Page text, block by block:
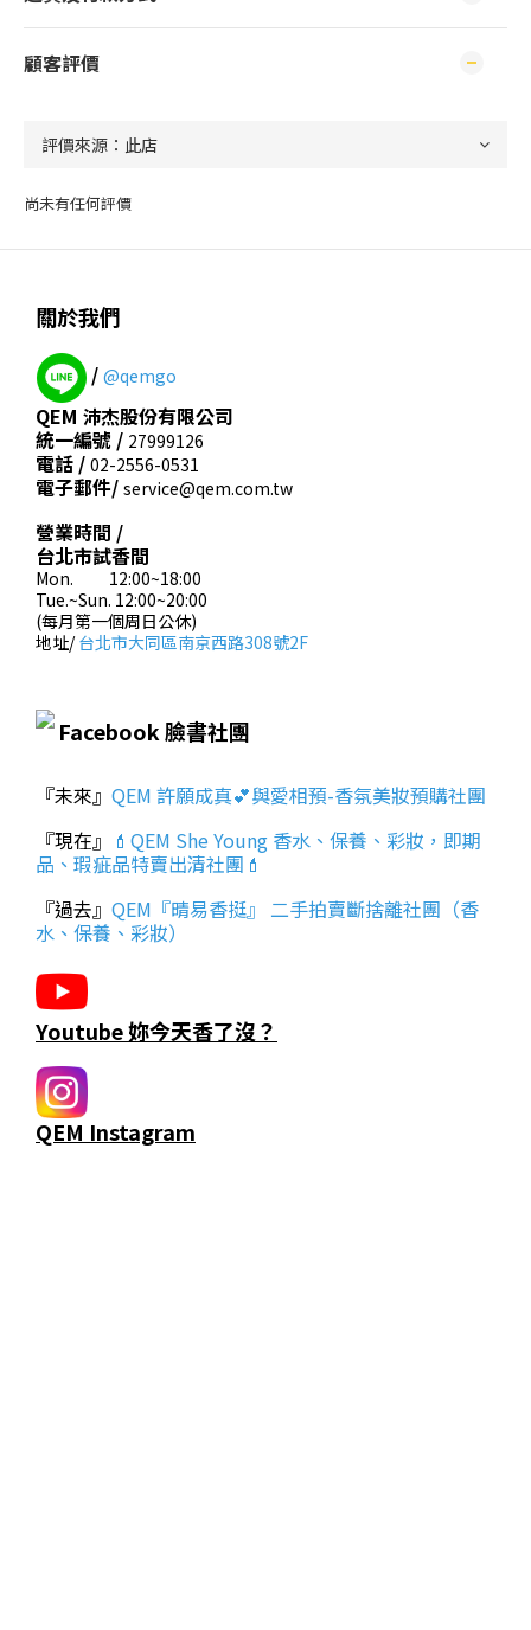
顧客評價
尚未有任何評價
關於我們
/ @qemgo
QEM 沛杰股份有限公司
統一編號 / 27999126
電話 / 02-2556-0531
電子郵件/ service@qem.com.tw
營業時間 /
台北市試香間
Mon. 12:00~18:00
Tue.~Sun. 12:00~20:00
(每月第一個周日公休)
地址/台北市大同區南京西路308號2F
Facebook 臉書社團
『未來』 QEM 許願成真💕與愛相預-香氛美妝預購社團
『現在』 💄QEM She Young 香水、保養、彩妝，即期
品、瑕疵品特賣出清社團💄
『過去』 QEM『晴易香挺』 二手拍賣斷捨離社團（香
水、保養、彩妝）
Youtube 妳今天香了沒？
QEM Instagram